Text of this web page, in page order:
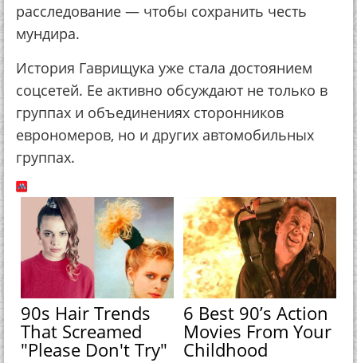
расследование — чтобы сохранить честь
мундира.
История Гаврищука уже стала достоянием
соцсетей. Ее активно обсуждают не только в
группах и объединениях сторонников
еврономеров, но и других автомобильных
группах.
90s Hair Trends
That Screamed
"Please Don't Try"
6 Best 90’s Action
Movies From Your
Childhood